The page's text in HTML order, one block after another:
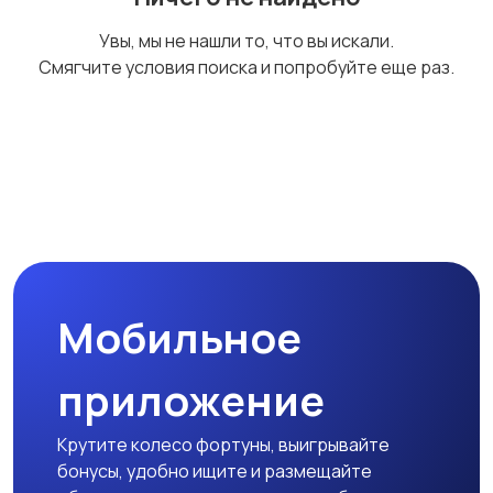
Другое
Увы, мы не нашли то, что вы искали.
Смягчите условия поиска и попробуйте еще раз.
Мобильное
приложение
Крутите колесо фортуны, выигрывайте
бонусы, удобно ищите и размещайте